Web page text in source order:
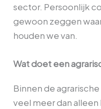
sector. Persoonlijk
gewoon zeggen
houden we van.
Wat doet een
Binnen de
veel meer dan